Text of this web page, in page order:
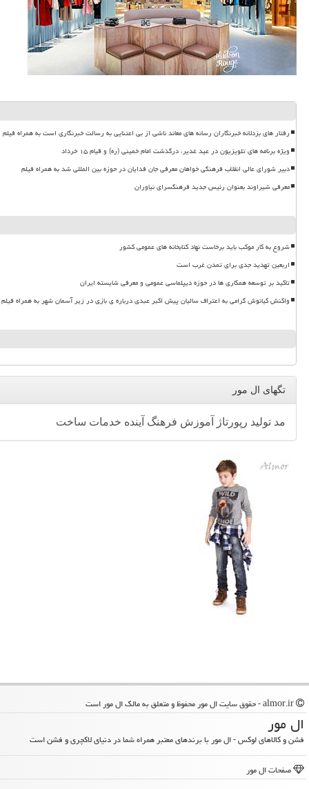
رفتار های بزدلانه خبرنگاران رسانه های معاند ناشی از بی اعتنایی به رسالت خبرنگاری است به همراه فیلم
ویژه برنامه های تلویزیون در عید غدیر، درگذشت امام خمینی (ره) و قیام ۱۵ خرداد
دبیر شورای عالی انقلاب فرهنگی خواهان معرفی جان فدایان در حوزه بین المللی شد به همراه فیلم
معرفی شیراوند بعنوان رئیس جدید فرهنگسرای نیاوران
شروع به کار موکب باید برخاست نهاد کتابخانه های عمومی کشور
اربعین تهدید جدی برای تمدن غرب است
تاکید بر توسعه همکاری ها در حوزه دیپلماسی عمومی و معرفی شایسته ایران
واکنش کیانوش گرامی به اعتراف سالیان پیش اکبر عبدی درباره ی بازی در زیر آسمان شهر به همراه فیلم
تگهای ال مور
مد تولید رپورتاژ آموزش فرهنگ آینده خدمات ساخت
ال مور
فشن و کالاهای لوکس - ال مور با برندهای معتبر همراه شما در دنیای لاکچری و فشن است
صفحات ال مور